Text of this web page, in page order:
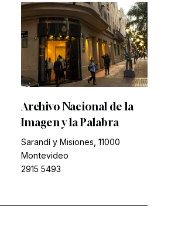
Archivo Nacional de la
Imagen y la Palabra
Sarandí y Misiones, 11000
Montevideo
2915 5493